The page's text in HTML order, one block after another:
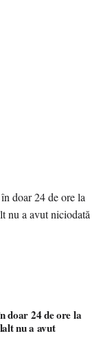
doar 24 de ore la
nu a avut